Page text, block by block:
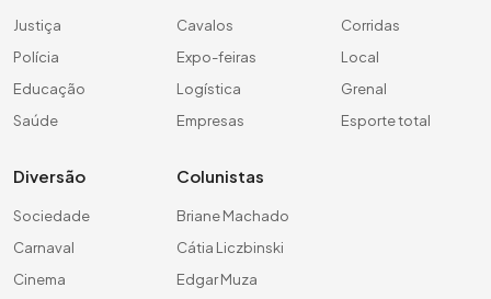
Justiça
Polícia
Educação
Saúde
Cavalos
Expo-feiras
Logística
Empresas
Corridas
Local
Grenal
Esporte total
Diversão
Sociedade
Carnaval
Cinema
Colunistas
Briane Machado
Cátia Liczbinski
Edgar Muza